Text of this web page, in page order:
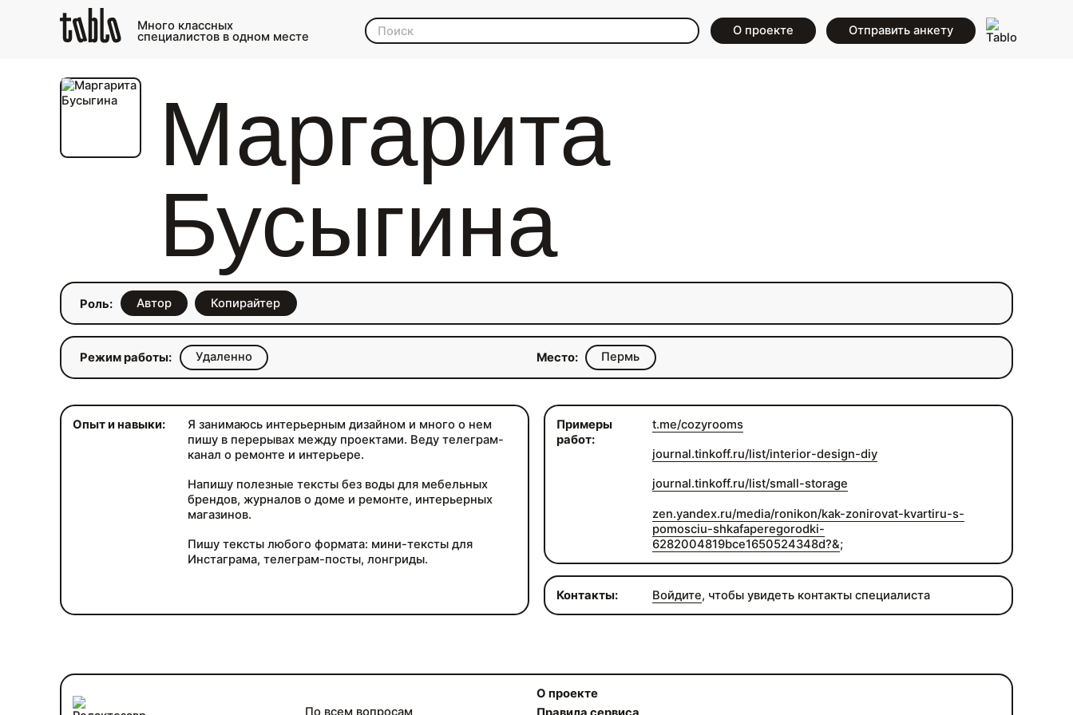
Много классных
специалистов в одном месте О проекте Отправить анкету
Маргарита
Бусыгина
Роль: Автор Копирайтер
Режим работы: Удаленно Место: Пермь
Опыт и навыки:
Я занимаюсь интерьерным дизайном и много о нем
пишу в перерывах между проектами. Веду телеграм-
канал о ремонте и интерьере.
Напишу полезные тексты без воды для мебельных
брендов, журналов о доме и ремонте, интерьерных
магазинов.
Пишу тексты любого формата: мини-тексты для
Инстаграма, телеграм-посты, лонгриды.
Примеры
работ:
t.me/cozyrooms
journal.tinkoff.ru/list/interior-design-diy
journal.tinkoff.ru/list/small-storage
zen.yandex.ru/media/ronikon/kak-zonirovat-kvartiru-s-
pomosciu-shkafaperegorodki-
6282004819bce1650524348d?&;
Контакты: Войдите, чтобы увидеть контакты специалиста
По всем вопросам
О проекте